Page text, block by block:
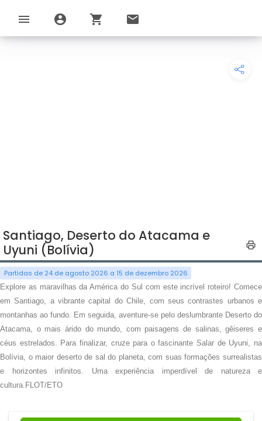
menu account_circle shopping_cart email
Santiago, Deserto do Atacama e
Uyuni (Bolívia)
Partidas de 24 de agosto 2026 a 15 de dezembro 2026
Explore as maravilhas da América do Sul com este incrível roteiro! Comece
em Santiago, a vibrante capital do Chile, com seus contrastes urbanos e
montanhas ao fundo. Em seguida, aventure-se pelo deslumbrante Deserto do
Atacama, o mais árido do mundo, com paisagens de salinas, gêiseres e
céus estrelados. Para finalizar, cruze para o fascinante Salar de Uyuni, na
Bolívia, o maior deserto de sal do planeta, com suas formações surrealistas
e horizontes infinitos. Uma experiência imperdível de natureza e
cultura.FLOT/ETO